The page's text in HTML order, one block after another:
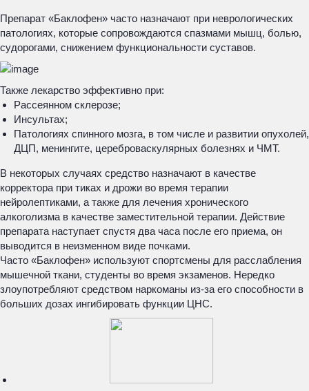
Препарат «Баклофен» часто назначают при неврологических
патологиях, которые сопровождаются спазмами мышц, болью,
судорогами, снижением функциональности суставов.
Также лекарство эффективно при:
Рассеянном склерозе;
Инсультах;
Патологиях спинного мозга, в том числе и развитии опухолей,
ДЦП, менингите, цереброваскулярных болезнях и ЧМТ.
В некоторых случаях средство назначают в качестве
корректора при тиках и дрожи во время терапии
нейролептиками, а также для лечения хронического
алкоголизма в качестве заместительной терапии. Действие
препарата наступает спустя два часа после его приема, он
выводится в неизменном виде почками.
Часто «Баклофен» используют спортсмены для расслабления
мышечной ткани, студенты во время экзаменов. Нередко
злоупотребляют средством наркоманы из-за его способности в
больших дозах ингибировать функции ЦНС.